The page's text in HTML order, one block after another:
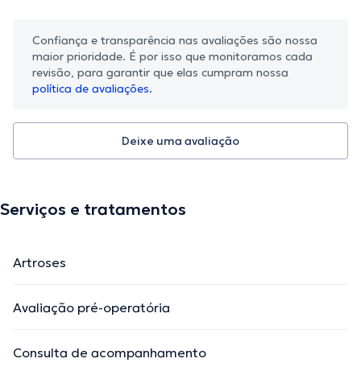
Confiança e transparência nas avaliações são nossa
maior prioridade. É por isso que monitoramos cada
revisão, para garantir que elas cumpram nossa
política de avaliações.
Deixe uma avaliação
Serviços e tratamentos
Artroses
Avaliação pré-operatória
Consulta de acompanhamento